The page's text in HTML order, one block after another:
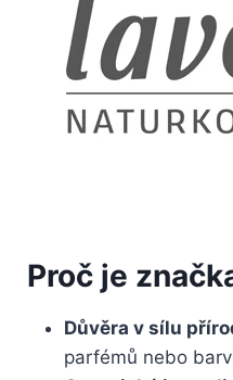
Proč je
Důvěra v sílu
parfémů nebo